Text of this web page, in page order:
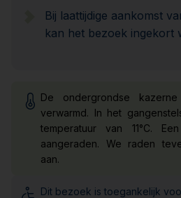
Bij laattijdige aankomst
kan het bezoek ingekort
De ondergrondse
verwarmd. In het
temperatuur van 11°C.
aangeraden. We raden
aan.
Dit bezoek is toegankelijk